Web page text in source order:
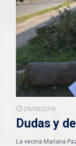
29/09/2016
Dudas y
La vecina Mariana